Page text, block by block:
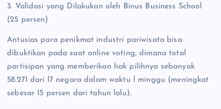
3. Validasi yang Dilakukan oleh Binus Business School
(25 persen)
Antusias para penikmat industri pariwisata bisa
dibuktikan pada saat online voting, dimana total
partisipan yang memberikan hak pilihnya sebanyak
58.271 dari l7 negara dalam waktu l minggu (meningkat
sebesar 15 persen dari tahun lalu).